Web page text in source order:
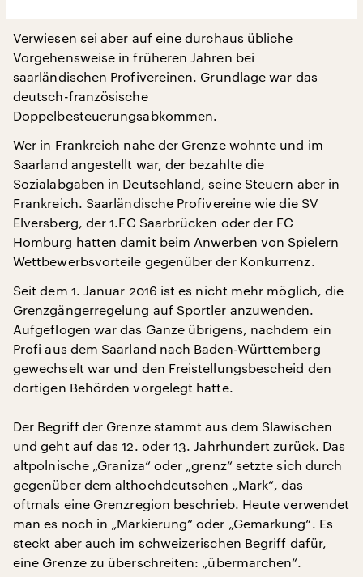
Verwiesen sei aber auf eine durchaus übliche
Vorgehensweise in früheren Jahren bei
saarländischen Profivereinen. Grundlage war das
deutsch-französische
Doppelbesteuerungsabkommen.
Wer in Frankreich nahe der Grenze wohnte und im
Saarland angestellt war, der bezahlte die
Sozialabgaben in Deutschland, seine Steuern aber in
Frankreich. Saarländische Profivereine wie die SV
Elversberg, der 1.FC Saarbrücken oder der FC
Homburg hatten damit beim Anwerben von Spielern
Wettbewerbsvorteile gegenüber der Konkurrenz.
Seit dem 1. Januar 2016 ist es nicht mehr möglich, die
Grenzgängerregelung auf Sportler anzuwenden.
Aufgeflogen war das Ganze übrigens, nachdem ein
Profi aus dem Saarland nach Baden-Württemberg
gewechselt war und den Freistellungsbescheid den
dortigen Behörden vorgelegt hatte.
Der Begriff der Grenze stammt aus dem Slawischen
und geht auf das 12. oder 13. Jahrhundert zurück. Das
altpolnische „Graniza“ oder „grenz“ setzte sich durch
gegenüber dem althochdeutschen „Mark“, das
oftmals eine Grenzregion beschrieb. Heute verwendet
man es noch in „Markierung“ oder „Gemarkung“. Es
steckt aber auch im schweizerischen Begriff dafür,
eine Grenze zu überschreiten: „übermarchen“.